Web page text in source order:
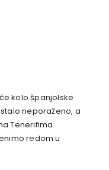
kolo španjolske
neporaženo, a
Tenerifima.
redom u